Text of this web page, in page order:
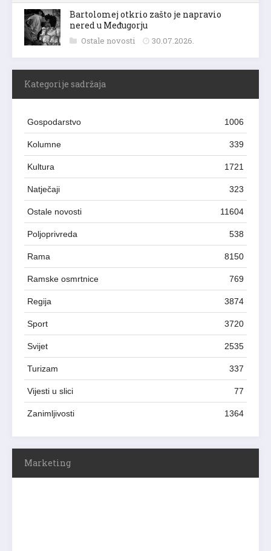
Bartolomej otkrio zašto je napravio
nered u Međugorju
Ostale novosti 30.07.2026.
Kategorije sadržaja
Gospodarstvo 1006
Kolumne 339
Kultura 1721
Natječaji 323
Ostale novosti 11604
Poljoprivreda 538
Rama 8150
Ramske osmrtnice 769
Regija 3874
Sport 3720
Svijet 2535
Turizam 337
Vijesti u slici 77
Zanimljivosti 1364
Marketing